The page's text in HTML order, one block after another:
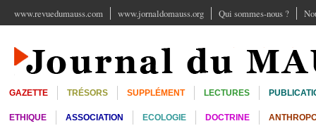
www.revuedumauss.com www.jornaldomauss.org Qui sommes-nous ?
GAZETTE TRÉSORS SUPPLÉMENT LECTURES
ETHIQUE ASSOCIATION ECOLOGIE DOCTRINE